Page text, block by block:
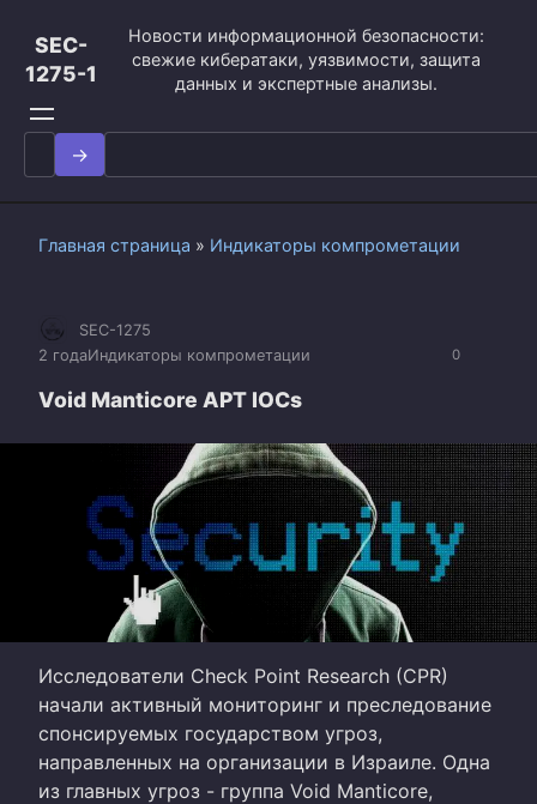
контенту
SEC-
1275-1
Новости информационной безопасности:
свежие кибератаки, уязвимости, защита
данных и экспертные анализы.
Search
for:
Главная страница » Индикаторы компрометации
0
SEC-1275
2 годаИндикаторы компрометации
Void Manticore APT IOCs
Исследователи Check Point Research (CPR)
начали активный мониторинг и преследование
спонсируемых государством угроз,
направленных на организации в Израиле. Одна
из главных угроз - группа Void Manticore,